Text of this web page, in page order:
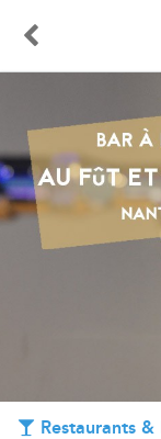
Restaurants &